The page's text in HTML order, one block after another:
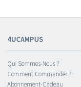
4UCAMPUS
Qui Sommes-Nous ?
Comment Commander ?
Abonnement-Cadeau